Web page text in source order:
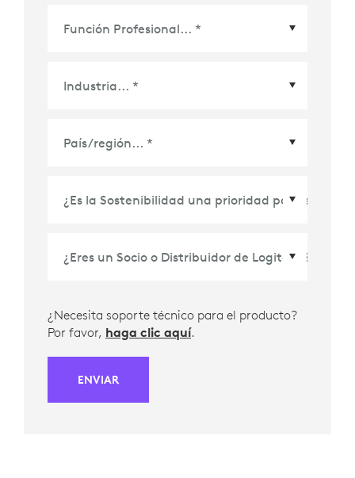
¿Necesita soporte técnico para el producto?
Por favor, haga clic aquí.
ENVIAR